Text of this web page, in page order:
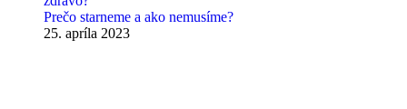
Prečo starneme a ako nemusíme?
25. apríla 2023